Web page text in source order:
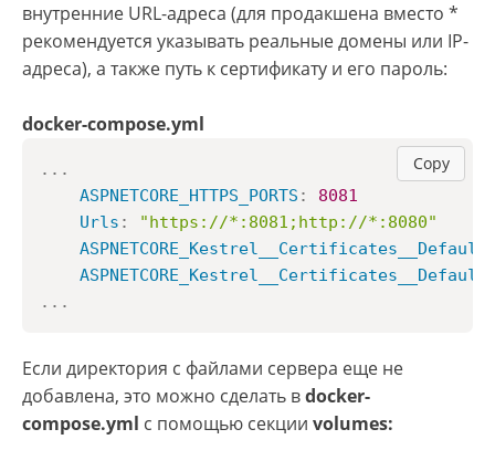
внутренние URL-адреса (для продакшена вместо *
рекомендуется указывать реальные домены или IP-
адреса), а также путь к сертификату и его пароль:
docker-compose.yml
Copy
...
ASPNETCORE_HTTPS_PORTS :
8081
Urls :
"https://*:8081;http://*:8080"
...
Если директория с файлами сервера еще не
добавлена, это можно сделать вdocker-
compose.yml с помощью секции volumes: